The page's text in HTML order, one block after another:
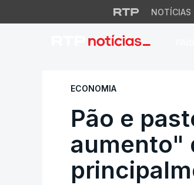
NOTÍCIAS
Pão e
ECONOMIA
Pão e
aumento"